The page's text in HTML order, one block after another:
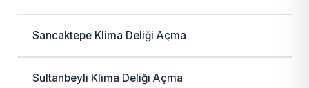
Sancaktepe Klima Deliği Açma
Sultanbeyli Klima Deliği Açma